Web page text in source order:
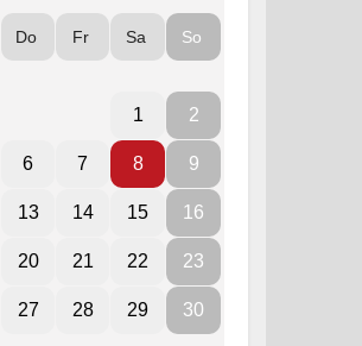
Do Fr Sa So
1 2
6 7 8 9
13 14 15 16
20 21 22 23
27 28 29 30